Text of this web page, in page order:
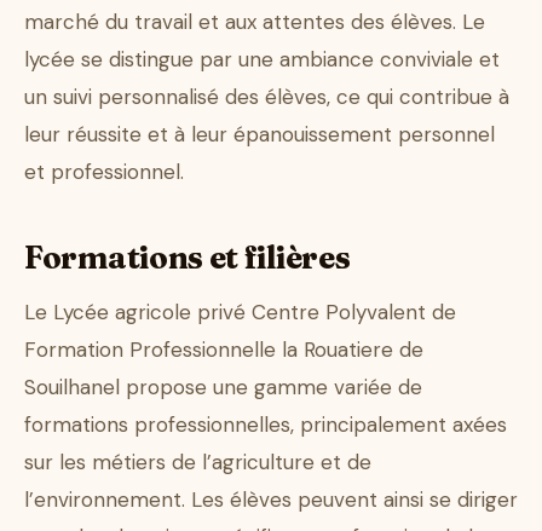
marché du travail et aux attentes des élèves. Le
lycée se distingue par une ambiance conviviale et
un suivi personnalisé des élèves, ce qui contribue à
leur réussite et à leur épanouissement personnel
et professionnel.
Formations et filières
Le Lycée agricole privé Centre Polyvalent de
Formation Professionnelle la Rouatiere de
Souilhanel propose une gamme variée de
formations professionnelles, principalement axées
sur les métiers de l’agriculture et de
l’environnement. Les élèves peuvent ainsi se diriger